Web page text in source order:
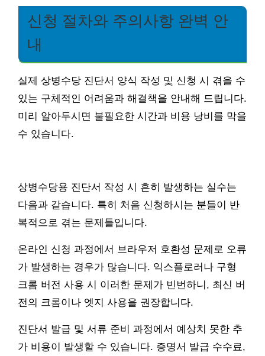
신청 절차와 주의사항 완벽 안
내
실제 상병수당 진단서 양식 작성 및 신청 시 겪을 수
있는 구체적인 어려움과 해결책을 안내해 드립니다.
미리 알아두시면 불필요한 시간과 비용 낭비를 막을
수 있습니다.
상병수당용 진단서 작성 시 흔히 발생하는 실수는
다음과 같습니다. 특히 처음 신청하시는 분들이 반
복적으로 겪는 문제들입니다.
온라인 신청 과정에서 브라우저 호환성 문제로 오류
가 발생하는 경우가 많습니다. 익스플로러나 구형
크롬 버전 사용 시 이러한 문제가 빈번하니, 최신 버
전의 크롬이나 엣지 사용을 권장합니다.
진단서 발급 및 서류 준비 과정에서 예상치 못한 추
가 비용이 발생할 수 있습니다. 증명서 발급 수수료,